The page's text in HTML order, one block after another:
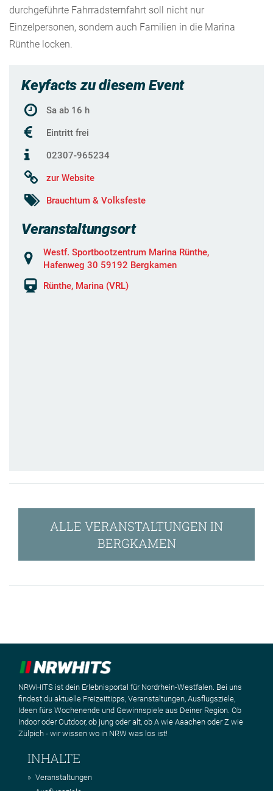
durchgeführte Fahrradsternfahrt soll nicht nur
Einzelpersonen, sondern auch Familien in die Marina
Rünthe locken.
Keyfacts zu diesem Event
Sa ab 16 h
Eintritt frei
02307-965234
zur Website
Brauchtum & Volksfeste
Veranstaltungsort
Westf. Sportbootzentrum Marina Rünthe,
Hafenweg 30 59192 Bergkamen
Rünthe, Marina (VRL)
ALLE VERANSTALTUNGEN IN
BERGKAMEN
NRWHITS ist dein Erlebnisportal für Nordrhein-Westfalen. Bei uns
findest du aktuelle Freizeittipps, Veranstaltungen, Ausflugsziele,
Ideen fürs Wochenende und Gewinnspiele aus Deiner Region. Ob
Indoor oder Outdoor, ob jung oder alt, ob A wie Aaachen oder Z wie
Zülpich - wir wissen wo in NRW was los ist!
INHALTE
Veranstaltungen